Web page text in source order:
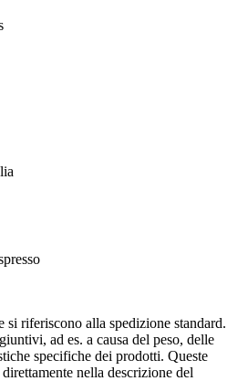
si riferiscono alla spedizione standard.
ad es. a causa del peso, delle
specifiche dei prodotti. Queste
nella descrizione del